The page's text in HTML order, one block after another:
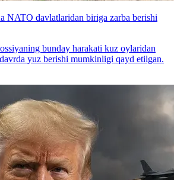
NATO davlatlaridan biriga zarba berishi
bunday harakati kuz oylaridan
yuz berishi mumkinligi qayd etilgan.